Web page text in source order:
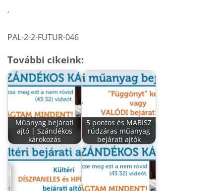
‘
PAL-2-2-FUTUR-046
További cikeink:
Műanyag bejárati
ajtó | Szándékos
károkozás
5 pontos és MABISZ
rúdzáras műanyag
bejárati ajtók